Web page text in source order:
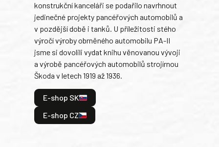
konstrukční kanceláři se podařilo navrhnout
jedinečné projekty pancéřových automobilů a
v pozdější době i tanků. U příležitosti stého
výročí výroby obrněného automobilu PA-II
jsme si dovolili vydat knihu věnovanou vývoji
a výrobě pancéřových automobilů strojírnou
Škoda v letech 1919 až 1936.
E-shop SK
E-shop CZ